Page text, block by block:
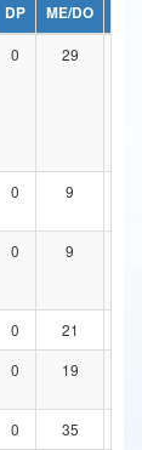
DP ME/DO
0 29
0 9
0 9
0 21
0 19
0 35